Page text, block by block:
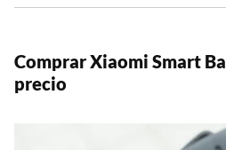
Comprar Xiaomi Smart
precio